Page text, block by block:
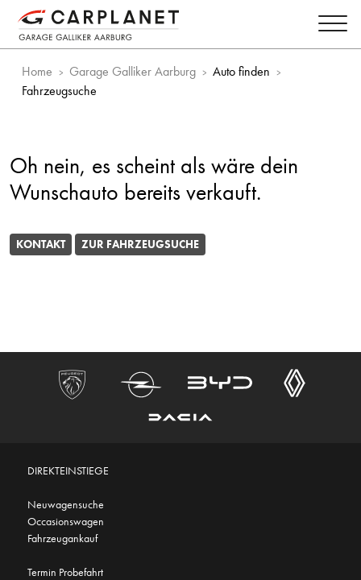
Home Garage Galliker Aarburg
Auto finden
Fahrzeugsuche
Oh nein, es scheint als wäre dein
Wunschauto bereits verkauft.
KONTAKT ZUR FAHRZEUGSUCHE
DIREKTEINSTIEGE
Neuwagensuche
Occasionswagen
Fahrzeugankauf
Termin Probefahrt